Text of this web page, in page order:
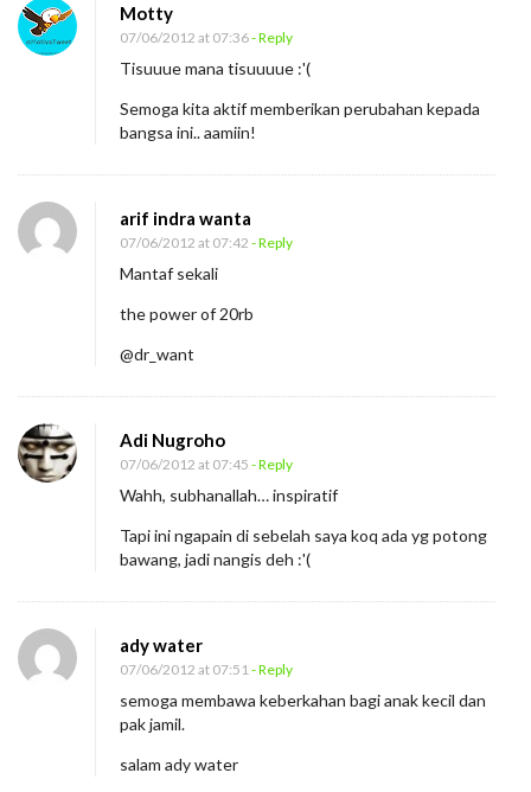
Motty
07/06/2012 at 07:36- Reply
Tisuuue mana tisuuuue :'(
Semoga kita aktif memberikan perubahan kepada
bangsa ini.. aamiin!
arif indra wanta
07/06/2012 at 07:42 - Reply
Mantaf sekali
the power of 20rb
@dr_want
Adi Nugroho
07/06/2012 at 07:45 - Reply
Wahh, subhanallah… inspiratif
Tapi ini ngapain di sebelah saya koq ada yg potong
bawang, jadi nangis deh :'(
ady water
07/06/2012 at 07:51 - Reply
semoga membawa keberkahan bagi anak kecil dan
pak jamil.
salam ady water